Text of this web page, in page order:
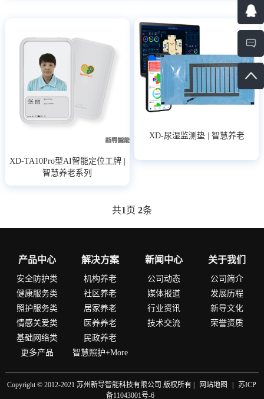
XD-TA10Pro型AI智能定位工牌 |
智慧养老系列
XD-尿湿监测垫 | 智慧养老
共1 页 2条
产品中心
安全防护类
健康服务类
照护服务类
情感关爱类
基础网络类
更多产品
解决方案
机构养老
社区养老
居家养老
医养养老
民政养老
智慧照护+More
新闻中心
公司动态
媒体报道
行业资讯
技术交流
关于我们
公司简介
发展历程
新导文化
荣誉资质
Copyright © 2012-2021 苏州新导智能科技有限公司 版权所有 | 网站地图
苏ICP
备11043001号-6